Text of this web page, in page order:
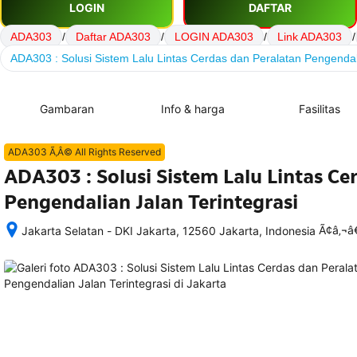
LOGIN DAFTAR
ADA303 / Daftar ADA303 / LOGIN ADA303 / Link ADA303
/
ADA303 : Solusi Sistem Lalu Lintas Cerdas dan Peralatan
Gambaran Info & harga Fasilitas
ADA303 Ã‚Â© All Rights Reserved
ADA303 : Solusi Sistem Lalu Lintas
Pengendalian Jalan Terintegrasi
Jakarta Selatan - DKI Jakarta, 12560 Jakarta, Indonesia
memesan,
semua
rincian